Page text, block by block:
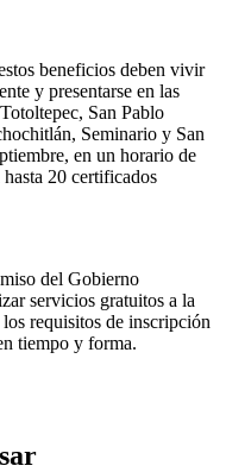
beneficios deben vivir
y presentarse en las
San Pablo
Seminario y San
en un horario de
20 certificados
del Gobierno
servicios gratuitos a la
requisitos de inscripción
tiempo y forma.